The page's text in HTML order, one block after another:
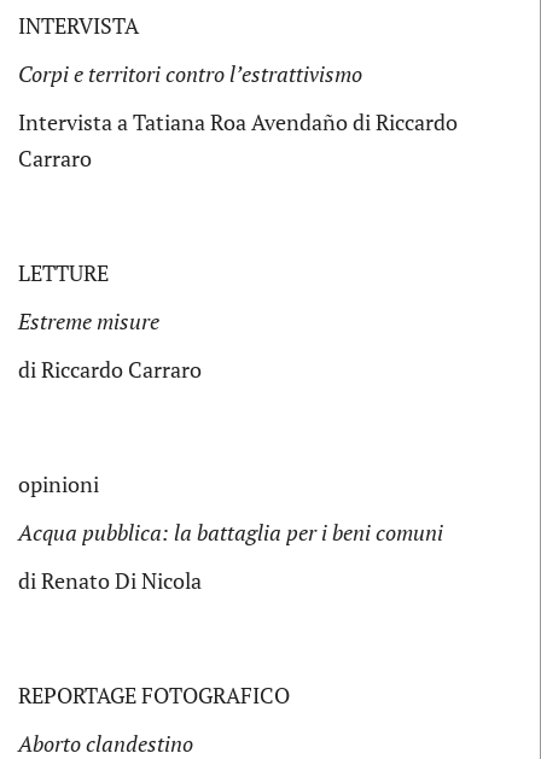
INTERVISTA
Corpi e territori contro l’estrattivismo
Intervista a Tatiana Roa Avendaño di Riccardo
Carraro
LETTURE
Estreme misure
di Riccardo Carraro
opinioni
Acqua pubblica: la battaglia per i beni comuni
di Renato Di Nicola
REPORTAGE FOTOGRAFICO
Aborto clandestino